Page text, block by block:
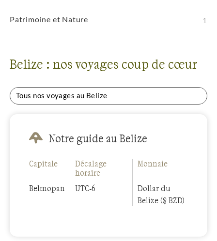
Patrimoine et Nature 1
Belize : nos voyages coup de cœur
Tous nos voyages au Belize
Notre guide au Belize
Capitale
Belmopan
Décalage
horaire
UTC-6
Monnaie
Dollar du
Belize ($ BZD)